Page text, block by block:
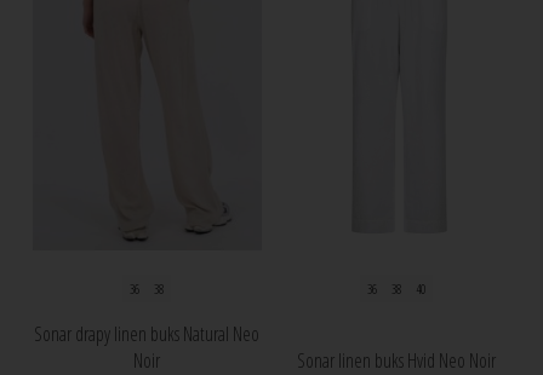
36 38
Sonar drapy linen buks Natural Neo
Noir
36 38 40
Sonar linen buks Hvid Neo Noir